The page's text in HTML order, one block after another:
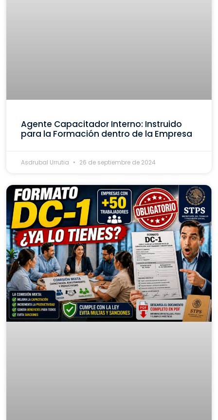
Agente Capacitador Interno: Instruido
para la Formación dentro de la Empresa
Asdrubal Urrutia 26 de septiembre de 2024